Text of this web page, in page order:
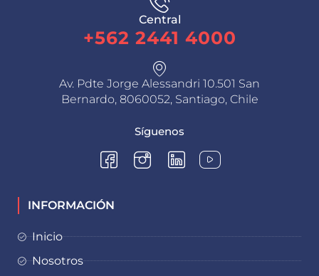
Central
+562 2441 4000
Av. Pdte Jorge Alessandri 10.501 San
Bernardo, 8060052, Santiago, Chile
Síguenos
INFORMACIÓN
Inicio
Nosotros